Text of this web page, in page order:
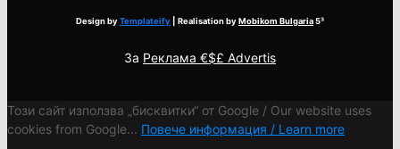
Design byTemplateify | Realisation byMobikom Bulgaria5³
За Реклама €$£ Advertis
Този сайт използва „бисквитки“ от Google / Our website uses
cookies from Google... Повече информация / Learn more